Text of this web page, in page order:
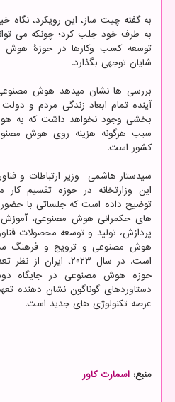
به گفته چیت ساز، این رویکرد،
به طرف خود جلب کرد؛ چونکه می
توسعه کسب وکارها در حوزهٔ هوش
شایان توجهی بگذارد.
بررسی ها نشان میدهد هوش
آینده تمام ابعاد زندگی مردم و
بخشی وجود نخواهد داشت که به
سبب هرگونه هزینه روی هوش
کشور است.
سیدستار هاشمی- وزیر ارتباطات و
این وزارتخانه در حوزه تقسیم
توضیح داده است که جلساتی با
های حکمرانی هوش مصنوعی،
پردازش، تولید و توسعه محصولات
هوش مصنوعی و ترویج و فرهنگ
است. در سال ۲۰۲۳،
حوزه هوش مصنوعی در جایگاه
دستاوردهای گوناگون نشان دهنده
عرصه تکنولوژی های جدید است.
منبع: اسمارت كاور